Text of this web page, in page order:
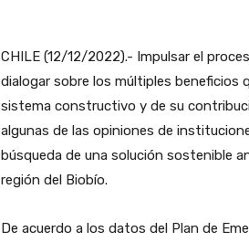
CHILE (12/12/2022).- Impulsar el
dialogar sobre los múltiples beneficios
sistema constructivo y de su
algunas de las opiniones de
búsqueda de una solución sostenible
región del Biobío.
De acuerdo a los datos del Plan de